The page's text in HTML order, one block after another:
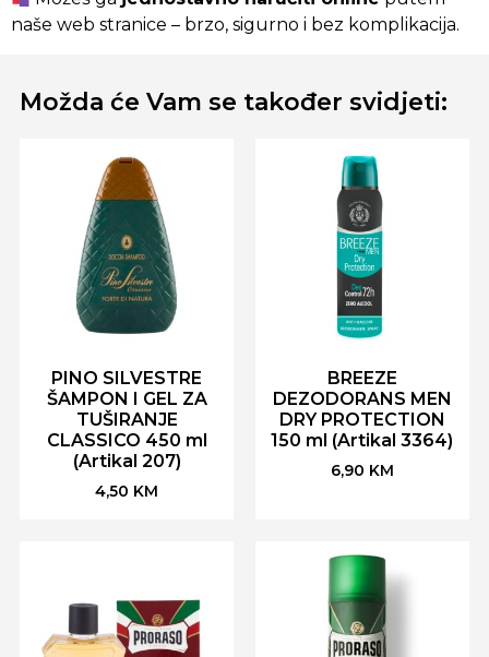
naše web stranice – brzo, sigurno i bez komplikacija.
Možda će Vam se također svidjeti:
PINO SILVESTRE
ŠAMPON I GEL ZA
TUŠIRANJE
CLASSICO 450 ml
(Artikal 207)
4,50 KM
BREEZE
DEZODORANS MEN
DRY PROTECTION
150 ml (Artikal 3364)
6,90 KM